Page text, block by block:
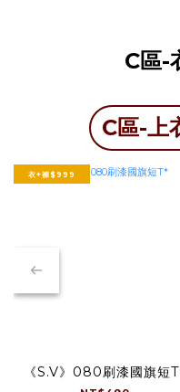
C區-
C區-上
衣+褲$999
《S.V》080刷漆國旗短